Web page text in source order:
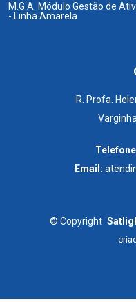
M.G.A. Módulo Gestão de
- Linha Amarela
R. Profa.
Email:
© Copyright